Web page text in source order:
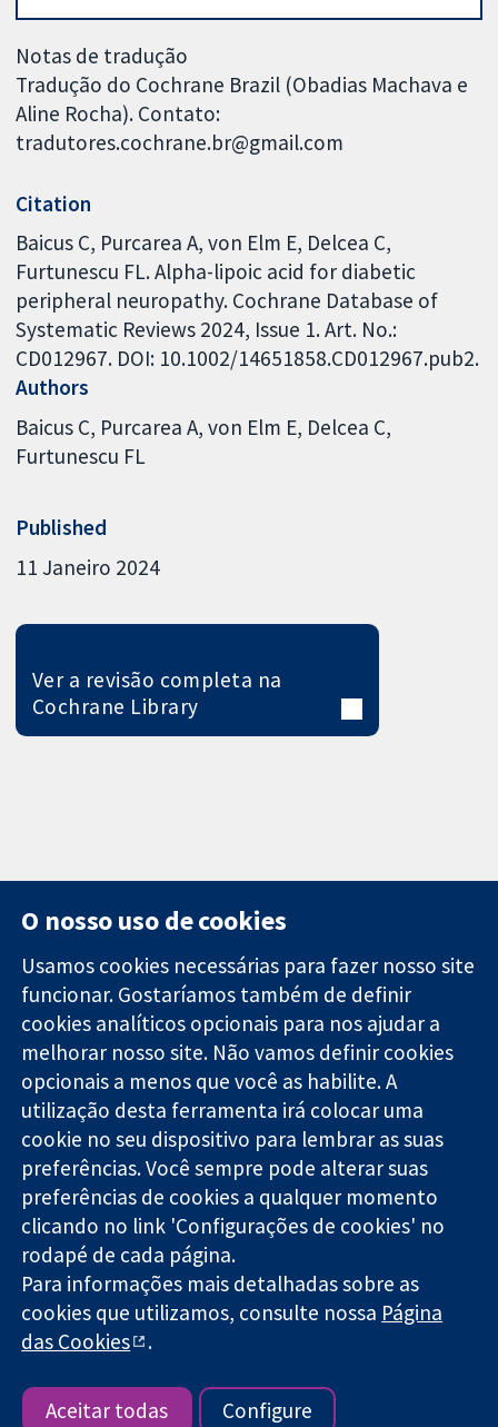
Notas de tradução
Tradução do Cochrane Brazil (Obadias Machava e
Aline Rocha). Contato:
tradutores.cochrane.br@gmail.com
Citation
Baicus C, Purcarea A, von Elm E, Delcea C,
Furtunescu FL. Alpha-lipoic acid for diabetic
peripheral neuropathy. Cochrane Database of
Systematic Reviews 2024, Issue 1. Art. No.:
CD012967. DOI: 10.1002/14651858.CD012967.pub2.
Authors
Baicus C Purcarea A von Elm E Delcea C
Furtunescu FL
Published
11 Janeiro 2024
Ver a revisão completa na
Cochrane Library
Evidências
confiáveis.
Decisões
informadas.
Melhor saúde.
11-13 Cavendish
Square
Londres
W1G 0AN
Reino Unido
Contato
Notícias
Assessoria de
imprensa
Sobre nós
Cochrane
Library
A Cochrane Collaboration é uma organização sem fins lucrativos
(caridade nº 1045921) e uma empresa limitada por garantia (nº
03044323) registrada na Inglaterra e no País de Gales.
Copyright © 2026 The Cochrane Collaboration
de cookies|Configuração de cookies
O nosso uso de cookies
Usamos cookies necessárias para fazer nosso site
funcionar. Gostaríamos também de definir
cookies analíticos opcionais para nos ajudar a
melhorar nosso site. Não vamos definir cookies
opcionais a menos que você as habilite. A
utilização desta ferramenta irá colocar uma
cookie no seu dispositivo para lembrar as suas
preferências. Você sempre pode alterar suas
preferências de cookies a qualquer momento
clicando no link 'Configurações de cookies' no
rodapé de cada página.
Para informações mais detalhadas sobre as
cookies que utilizamos, consulte nossa Página
das Cookies
.
Aceitar todas Configure